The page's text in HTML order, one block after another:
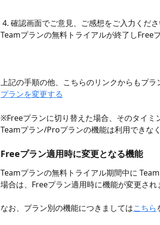
Teamプランの無料トライアルが終了しFree
上記の手順の他、こちらのリンクからもプラ
プランを変更する
※Freeプランに切り替えた場合、そのタイミ
Teamプラン/Proプランの機能は利用できなく
Freeプラン適用時に変更となる機能
Teamプランの無料トライアル期間中に
場合は、Freeプラン適用時に機能が変更され
なお、プラン別の機能につきましてはこちら